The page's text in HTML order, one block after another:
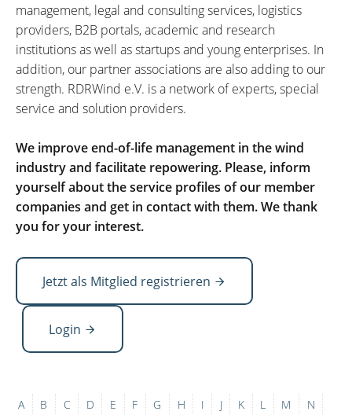
management, legal and consulting services, logistics
providers, B2B portals, academic and research
institutions as well as startups and young enterprises. In
addition, our partner associations are also adding to our
strength. RDRWind e.V. is a network of experts, special
service and solution providers.
We improve end-of-life management in the wind
industry and facilitate repowering. Please, inform
yourself about the service profiles of our member
companies and get in contact with them. We thank
you for your interest.
Jetzt als Mitglied registrieren
Login
A B C D E F G H I J K L M
N